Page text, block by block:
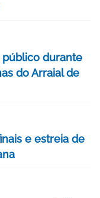
durante
do Arraial de
e estreia de